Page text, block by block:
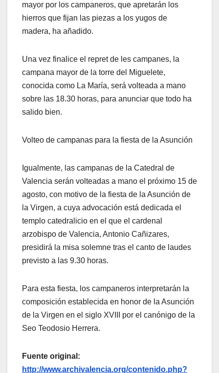
mayor por los campaneros, que apretarán los
hierros que fijan las piezas a los yugos de
madera, ha añadido.
Una vez finalice el repret de les campanes, la
campana mayor de la torre del Miguelete,
conocida como La María, será volteada a mano
sobre las 18.30 horas, para anunciar que todo ha
salido bien.
Volteo de campanas para la fiesta de la Asunción
Igualmente, las campanas de la Catedral de
Valencia serán volteadas a mano el próximo 15 de
agosto, con motivo de la fiesta de la Asunción de
la Virgen, a cuya advocación está dedicada el
templo catedralicio en el que el cardenal
arzobispo de Valencia, Antonio Cañizares,
presidirá la misa solemne tras el canto de laudes
previsto a las 9.30 horas.
Para esta fiesta, los campaneros interpretarán la
composición establecida en honor de la Asunción
de la Virgen en el siglo XVIII por el canónigo de la
Seo Teodosio Herrera.
Fuente original:
http://www.archivalencia.org/contenido.php?